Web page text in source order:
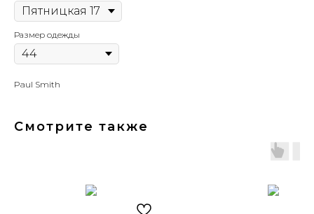
Размер одежды
Paul Smith
Смотрите также